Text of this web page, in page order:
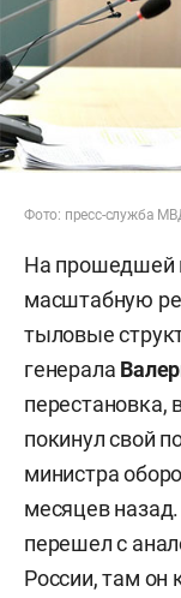
Фото: пресс-служба
На прошедшей
масштабную
тыловые
генерала
перестановка,
покинул свой
министра
месяцев
перешел с
России, там он